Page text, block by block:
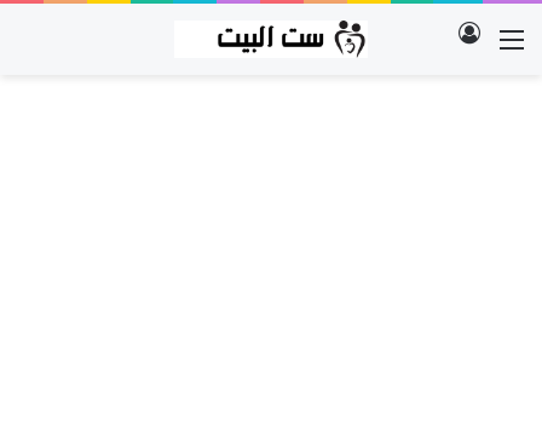
القائمة تسجيل الدخول